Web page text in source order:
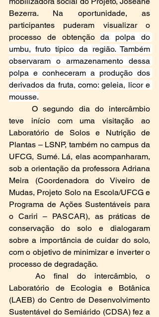
Bezerra. Na oportunidade, as
participantes puderam visualizar o
processo de obtenção da polpa do
umbu, fruto típico da região. Também
observaram o armazenamento dessa
polpa e conheceram a produção dos
derivados da fruta, como: geleia, licor e
mousse.
	O segundo dia do intercâmbio
teve início com uma visitação ao
Laboratório de Solos e Nutrição de
Plantas – LSNP, também no campus da
UFCG, Sumé. Lá, elas acompanharam,
sob a orientação da professora Adriana
Meira (Coordenadora do Viveiro de
Mudas, Projeto Solo na Escola/UFCG e
Programa de Ações Sustentáveis para
o Cariri – PASCAR), as práticas de
conservação do solo e dialogaram
sobre a importância de cuidar do solo,
com o objetivo de minimizar e inverter o
processo de degradação.
Laboratório de Ecologia e Botânica
(LAEB) do Centro de Desenvolvimento
Sustentável do Semiárido (CDSA) fez a